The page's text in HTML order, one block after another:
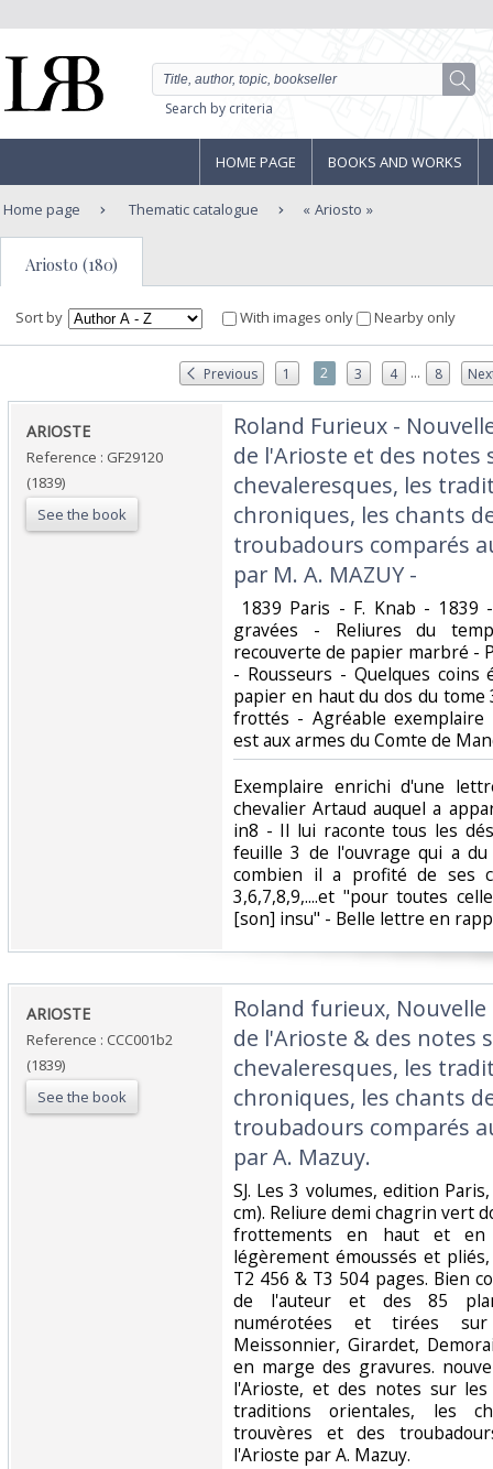
Search by criteria
HOME PAGE BOOKS AND WORKS
Home page Thematic catalogue Ariosto
Ariosto (180)
Sort by With images only Nearby only
Previous 1 2 3 4 ... 8
‎ARIOSTE‎
Reference : GF29120
(1839)
See the book
‎Roland Furieux -
de l'Arioste et des notes
chevaleresques, les
chroniques, les chants
troubadours comparés
par M. A. MAZUY -‎
1839 Paris - F. Knab -
gravées - Reliures du
recouverte de papier marbré -
- Rousseurs - Quelques coins
papier en haut du dos du
frottés - Agréable exemplaire
est aux armes du Comte de
‎Exemplaire enrichi d'une
chevalier Artaud auquel a
in8 - Il lui raconte tous les
feuille 3 de l'ouvrage qui a
combien il a profité de ses
3,6,7,8,9,....et "pour toutes
[son] insu" - Belle lettre en
‎ARIOSTE‎
Reference : CCC001b2
(1839)
See the book
‎Roland furieux,
de l'Arioste & des notes
chevaleresques, les
chroniques, les chants
troubadours comparés
par A. Mazuy. ‎
‎SJ. Les 3 volumes, edition
cm). Reliure demi chagrin vert
frottements en haut et
légèrement émoussés et
T2 456 & T3 504 pages. Bien
de l'auteur et des 85
numérotées et tirées sur
Meissonnier, Girardet,
en marge des gravures.
l'Arioste, et des notes sur les
traditions orientales, les
trouvères et des
l'Arioste par A. Mazuy. ‎